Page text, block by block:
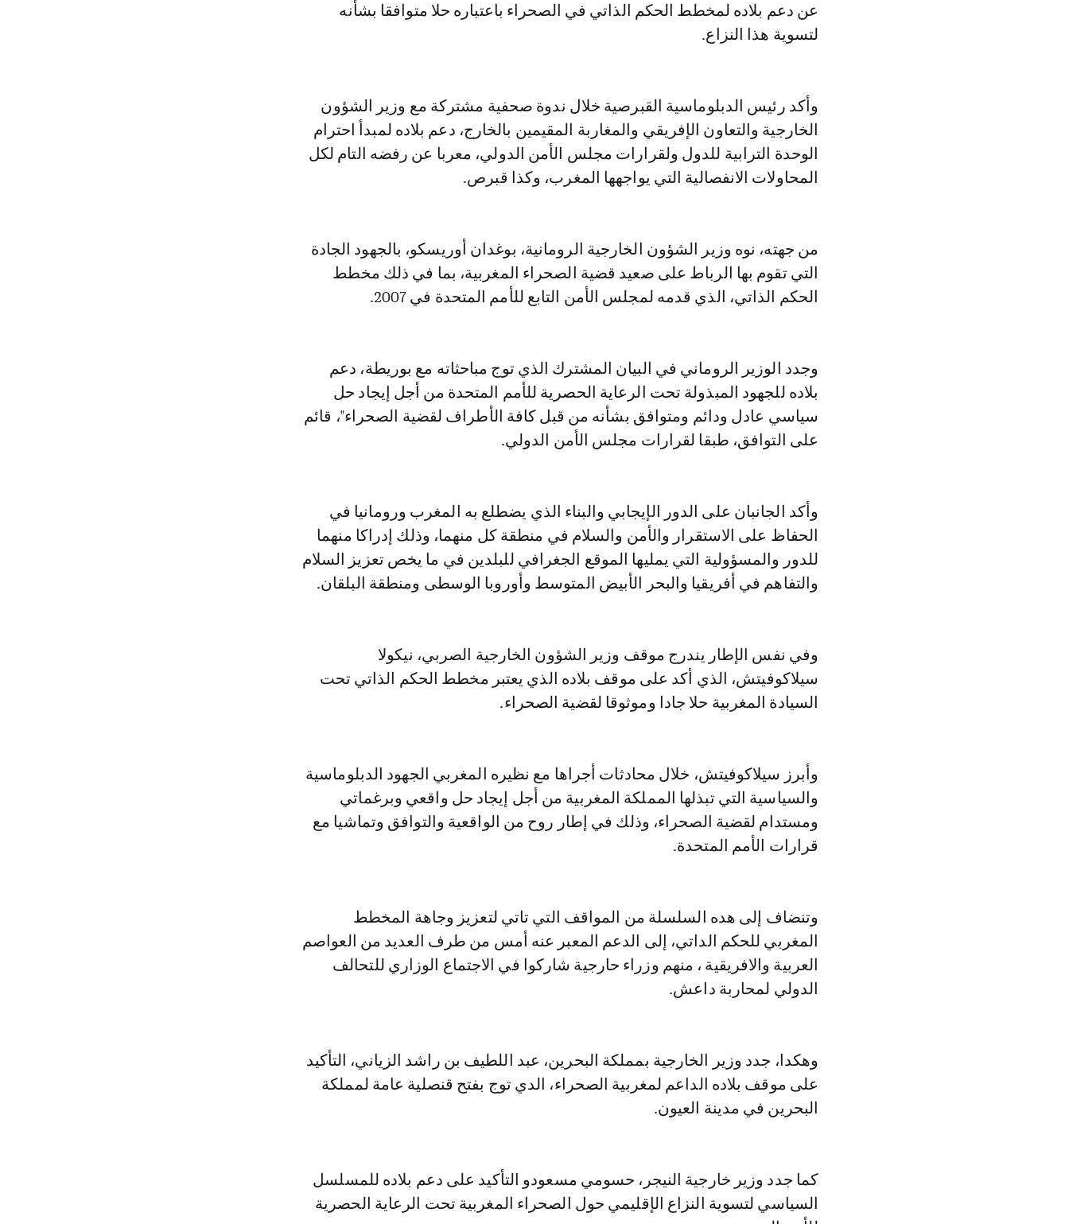
عن دعم بلاده لمخطط الحكم الذاتي في الصحراء باعتباره حلا متوافقا بشأنه
لتسوية هذا النزاع.
وأكد رئيس الدبلوماسية القبرصية خلال ندوة صحفية مشتركة مع وزير الشؤون
الخارجية والتعاون الإفريقي والمغاربة المقيمين بالخارج، دعم بلاده لمبدأ احترام
الوحدة الترابية للدول ولقرارات مجلس الأمن الدولي، معربا عن رفضه التام لكل
المحاولات الانفصالية التي يواجهها المغرب، وكذا قبرص.
من جهته، نوه وزير الشؤون الخارجية الرومانية، بوغدان أوريسكو، بالجهود الجادة
التي تقوم بها الرباط على صعيد قضية الصحراء المغربية، بما في ذلك مخطط
الحكم الذاتي، الذي قدمه لمجلس الأمن التابع للأمم المتحدة في 2007.
وجدد الوزير الروماني في البيان المشترك الذي توج مباحثاته مع بوريطة، دعم
بلاده للجهود المبذولة تحت الرعاية الحصرية للأمم المتحدة من أجل إيجاد حل
سياسي عادل ودائم ومتوافق بشأنه من قبل كافة الأطراف لقضية الصحراء"، قائم
على التوافق، طبقا لقرارات مجلس الأمن الدولي.
وأكد الجانبان على الدور الإيجابي والبناء الذي يضطلع به المغرب ورومانيا في
الحفاظ على الاستقرار والأمن والسلام في منطقة كل منهما، وذلك إدراكا منهما
للدور والمسؤولية التي يمليها الموقع الجغرافي للبلدين في ما يخص تعزيز السلام
والتفاهم في أفريقيا والبحر الأبيض المتوسط وأوروبا الوسطى ومنطقة البلقان.
وفي نفس الإطار يندرج موقف وزير الشؤون الخارجية الصربي، نيكولا
سيلاكوفيتش، الذي أكد على موقف بلاده الذي يعتبر مخطط الحكم الذاتي تحت
السيادة المغربية حلا جادا وموثوقا لقضية الصحراء.
وأبرز سيلاكوفيتش، خلال محادثات أجراها مع نظيره المغربي الجهود الدبلوماسية
والسياسية التي تبذلها المملكة المغربية من أجل إيجاد حل واقعي وبرغماتي
ومستدام لقضية الصحراء، وذلك في إطار روح من الواقعية والتوافق وتماشيا مع
قرارات الأمم المتحدة.
وتنضاف إلى هده السلسلة من المواقف التي تاتي لتعزيز وجاهة المخطط
المغربي للحكم الداتي، إلى الدعم المعبر عنه أمس من طرف العديد من العواصم
العربية والافريقية ، منهم وزراء حارجية شاركوا في الاجتماع الوزاري للتحالف
الدولي لمحاربة داعش.
وهكدا، جدد وزير الخارجية بمملكة البحرين، عبد اللطيف بن راشد الزياني، التأكيد
على موقف بلاده الداعم لمغربية الصحراء، الدي توج بفتح قنصلية عامة لمملكة
البحرين في مدينة العيون.
كما جدد وزير خارجية النيجر، حسومي مسعودو التأكيد على دعم بلاده للمسلسل
السياسي لتسوية النزاع الإقليمي حول الصحراء المغربية تحت الرعاية الحصرية